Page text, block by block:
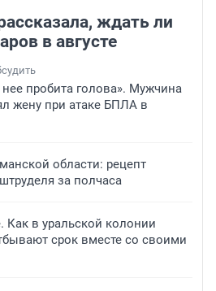
ждать ли
в августе
пробита голова». Мужчина
жену при атаке БПЛА в
области: рецепт
за полчаса
в уральской колонии
срок вместе со своими